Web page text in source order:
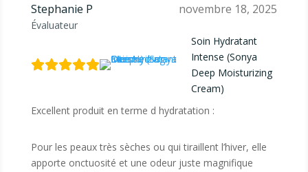
Stephanie P
Évaluateur
novembre 18, 2025
Soin Hydratant
Intense (Sonya
Deep Moisturizing
Cream)
Excellent produit en terme d hydratation :
Pour les peaux très sèches ou qui tiraillent l’hiver, elle
apporte onctuosité et une odeur juste magnifique